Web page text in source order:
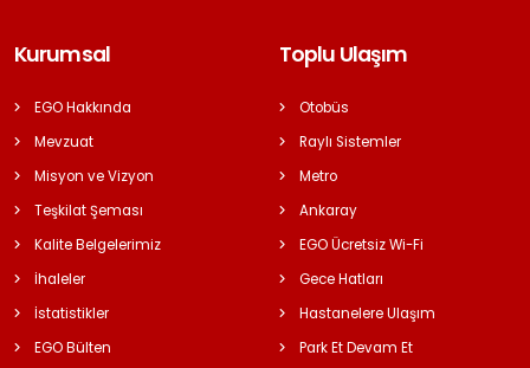
Kurumsal
EGO Hakkında
Mevzuat
Misyon ve Vizyon
Teşkilat Şeması
Kalite Belgelerimiz
İhaleler
İstatistikler
EGO Bülten
Toplu Ulaşım
Otobüs
Raylı Sistemler
Metro
Ankaray
EGO Ücretsiz Wi-Fi
Gece Hatları
Hastanelere Ulaşım
Park Et Devam Et